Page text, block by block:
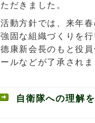
ただきました。
活動方針では、来年
強固な組織づくりを
德康新会長のもと役
ールなどが了承されま
自衛隊への理解